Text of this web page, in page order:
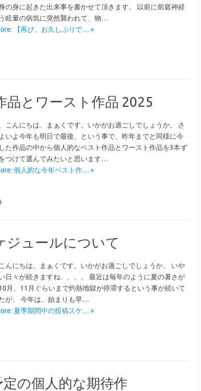
の身に起きた出来事を書かせて頂きます。 以前に前庭神経
眩暈の病気に突然襲われて、物…
【再び、お久しぶりで… »
品とワースト作品 2025
こんにちは、まぁくです。いかがお過ごしでしょうか。 さ
いよ今年も明日で最後、という事で、昨年までと同様に今
た作品の中から個人的なベスト作品とワースト作品を3本ず
つけて選んでみたいと思います…
個人的な今年ベスト作… »
ジュールについて
んにちは、まぁくです。いかがお過ごしでしょうか。 いや
日々が続きますね、、、。 最近は毎年のように夏の暑さが
月、11月ぐらいまで灼熱地獄が停滞するという事が続いて
が、 今年は、始まりも早…
夏季期間中の投稿スケ… »
の個人的な期待作